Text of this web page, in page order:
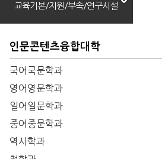
인문콘텐츠융합대학
국어국문학과
영어영문학과
일어일문학과
중어중문학과
역사학과
교육기본/지원/부속/연구시설